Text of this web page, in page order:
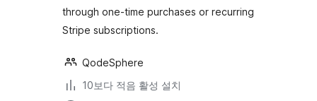
through one-time purchases or recurring
Stripe subscriptions.
QodeSphere
10보다 적음 활성 설치